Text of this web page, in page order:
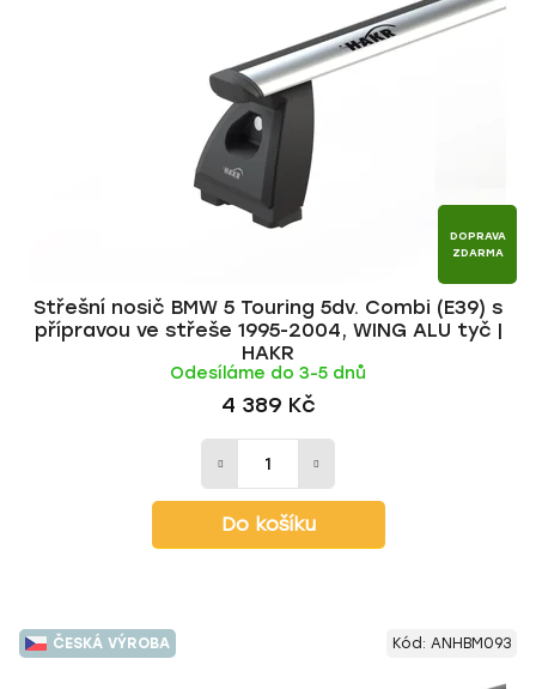
DOPRAVA
ZDARMA
Střešní nosič BMW 5 Touring 5dv. Combi (E39) s
přípravou ve střeše 1995-2004, WING ALU tyč |
HAKR
Odesíláme do 3-5 dnů
4 389 Kč
Do košíku
ČESKÁ VÝROBA Kód: ANHBM093